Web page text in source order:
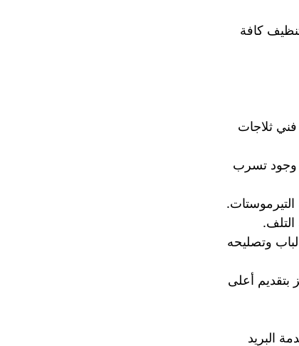
كافة
فني ثلاجات
وجود تسرب
وتصليحه
بتقديم أعلى
آب أو عبر خدمة البريد